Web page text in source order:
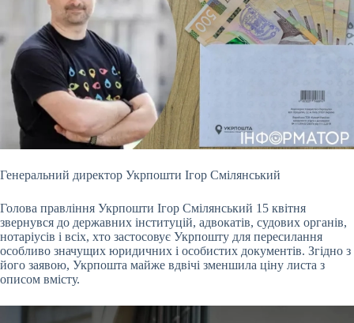
Генеральний директор Укрпошти Ігор Смілянський
Голова правління Укрпошти Ігор Смілянський 15 квітня
звернувся до державних інституцій, адвокатів, судових органів,
нотаріусів і всіх, хто застосовує Укрпошту для пересилання
особливо значущих юридичних і особистих документів. Згідно з
його заявою, Укрпошта майже вдвічі зменшила ціну листа з
описом вмісту.